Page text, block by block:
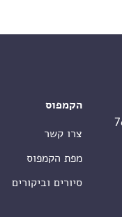
הקמפוס
צרו קשר
מפת הקמפוס
סיורים וביקורים